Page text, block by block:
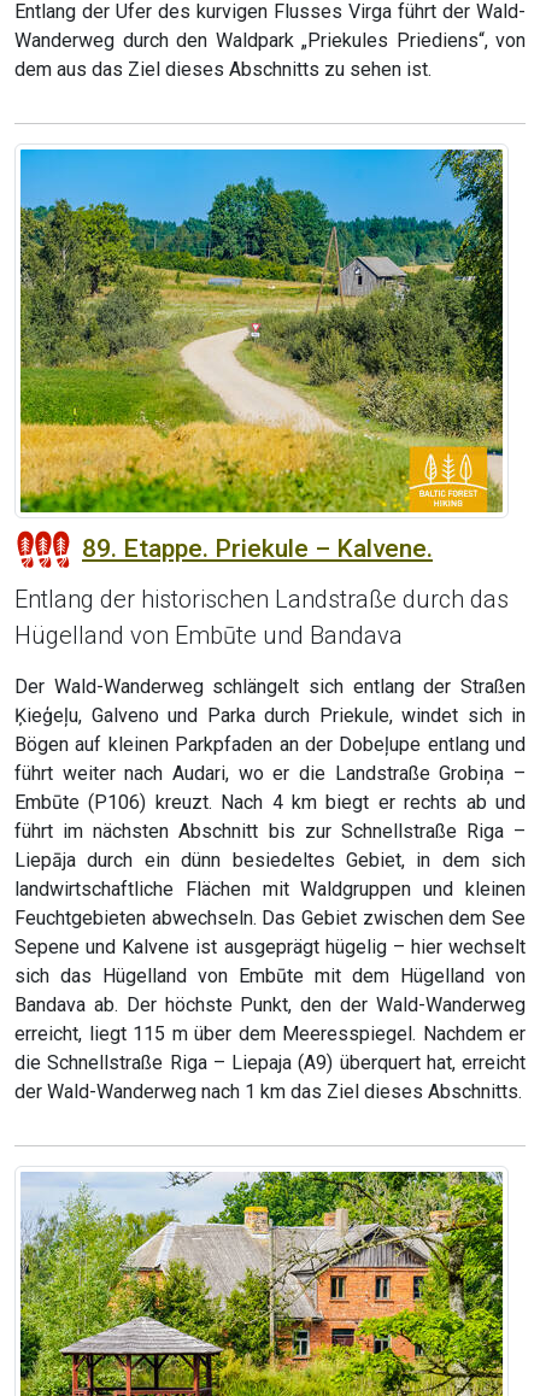
Entlang der Ufer des kurvigen Flusses Virga führt der Wald-
Wanderweg durch den Waldpark „Priekules Priediens“, von
dem aus das Ziel dieses Abschnitts zu sehen ist.
89. Etappe. Priekule – Kalvene.
Entlang der historischen Landstraße durch das
Hügelland von Embūte und Bandava
Der Wald-Wanderweg schlängelt sich entlang der Straßen
Ķieģeļu, Galveno und Parka durch Priekule, windet sich in
Bögen auf kleinen Parkpfaden an der Dobeļupe entlang und
führt weiter nach Audari, wo er die Landstraße Grobiņa –
Embūte (P106) kreuzt. Nach 4 km biegt er rechts ab und
führt im nächsten Abschnitt bis zur Schnellstraße Riga –
Liepāja durch ein dünn besiedeltes Gebiet, in dem sich
landwirtschaftliche Flächen mit Waldgruppen und kleinen
Feuchtgebieten abwechseln. Das Gebiet zwischen dem See
Sepene und Kalvene ist ausgeprägt hügelig – hier wechselt
sich das Hügelland von Embūte mit dem Hügelland von
Bandava ab. Der höchste Punkt, den der Wald-Wanderweg
erreicht, liegt 115 m über dem Meeresspiegel. Nachdem er
die Schnellstraße Riga – Liepaja (A9) überquert hat, erreicht
der Wald-Wanderweg nach 1 km das Ziel dieses Abschnitts.